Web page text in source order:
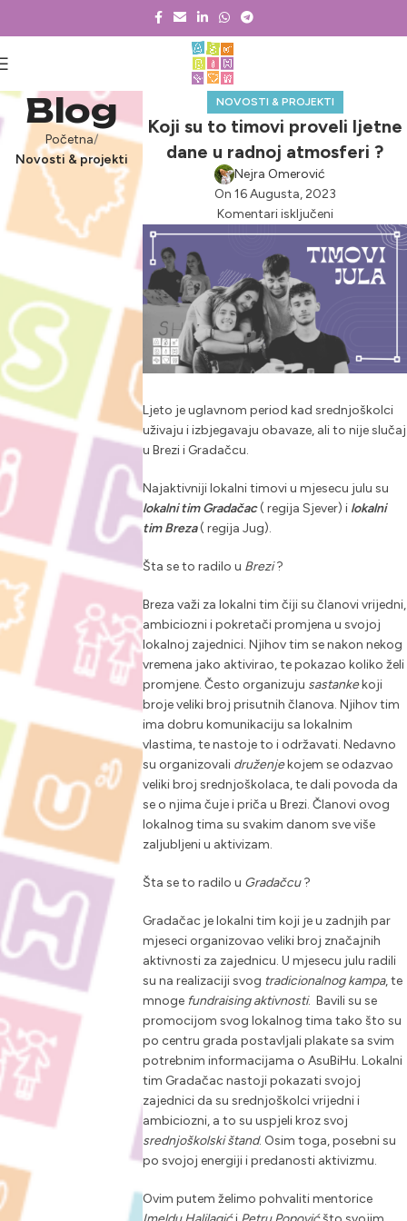
Blog
Početna
Novosti & projekti
NOVOSTI & PROJEKTI
Koji su to timovi proveli ljetne
dane u radnoj atmosferi ?
Nejra Omerović
On 16 Augusta, 2023
Komentari isključeni
Ljeto je uglavnom period kad srednjoškolci
uživaju i izbjegavaju obavaze, ali to nije slučaj
u Brezi i Gradačcu.
Najaktivniji lokalni timovi u mjesecu julu su
lokalni tim Gradačac( regija Sjever) i lokalni
tim Breza( regija Jug).
Šta se to radilo u Brezi?
Breza važi za lokalni tim čiji su članovi vrijedni,
ambiciozni i pokretači promjena u svojoj
lokalnoj zajednici. Njihov tim se nakon nekog
vremena jako aktivirao, te pokazao koliko želi
promjene. Često organizuju sastankekoji
broje veliki broj prisutnih članova. Njihov tim
ima dobru komunikaciju sa lokalnim
vlastima, te nastoje to i održavati. Nedavno
su organizovali druženjekojem se odazvao
veliki broj srednjoškolaca, te dali povoda da
se o njima čuje i priča u Brezi. Članovi ovog
lokalnog tima su svakim danom sve više
zaljubljeni u aktivizam.
Šta se to radilo u Gradačcu?
Gradačac je lokalni tim koji je u zadnjih par
mjeseci organizovao veliki broj značajnih
aktivnosti za zajednicu. U mjesecu julu radili
su na realizaciji svog tradicionalnog kampa, te
mnoge fundraising aktivnosti. Bavili su se
promocijom svog lokalnog tima tako što su
po centru grada postavljali plakate sa svim
potrebnim informacijama o AsuBiHu. Lokalni
tim Gradačac nastoji pokazati svojoj
zajednici da su srednjoškolci vrijedni i
ambiciozni, a to su uspjeli kroz svoj
srednjoškolski štand. Osim toga, posebni su
po svojoj energiji i predanosti aktivizmu.
Ovim putem želimo pohvaliti mentorice